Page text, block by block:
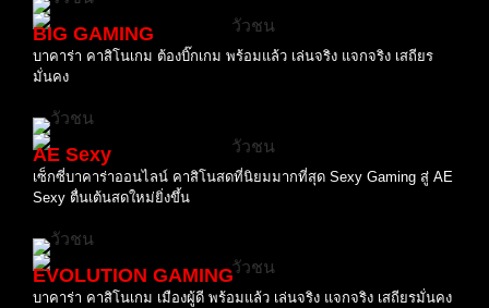
BIG GAMING
บาคาร่า คาสิโนเกม ต้องบิ๊กเกม พร้อมแล้ว เล่นจริง แจกจริง เสถียร
มั่นคง
AE Sexy
เซ็กซี่บาคาร่าออนไลน์ คาสิโนสดที่นิยมมากที่สุด Sexy Gaming สู่ AE
Sexy ตื่นเต้นสดใหม่ยิ่งขึ้น
EVOLUTION GAMING
บาคาร่า คาสิโนเกม เมืองผู้ดี พร้อมแล้ว เล่นจริง แจกจริง เสถียรมั่นคง